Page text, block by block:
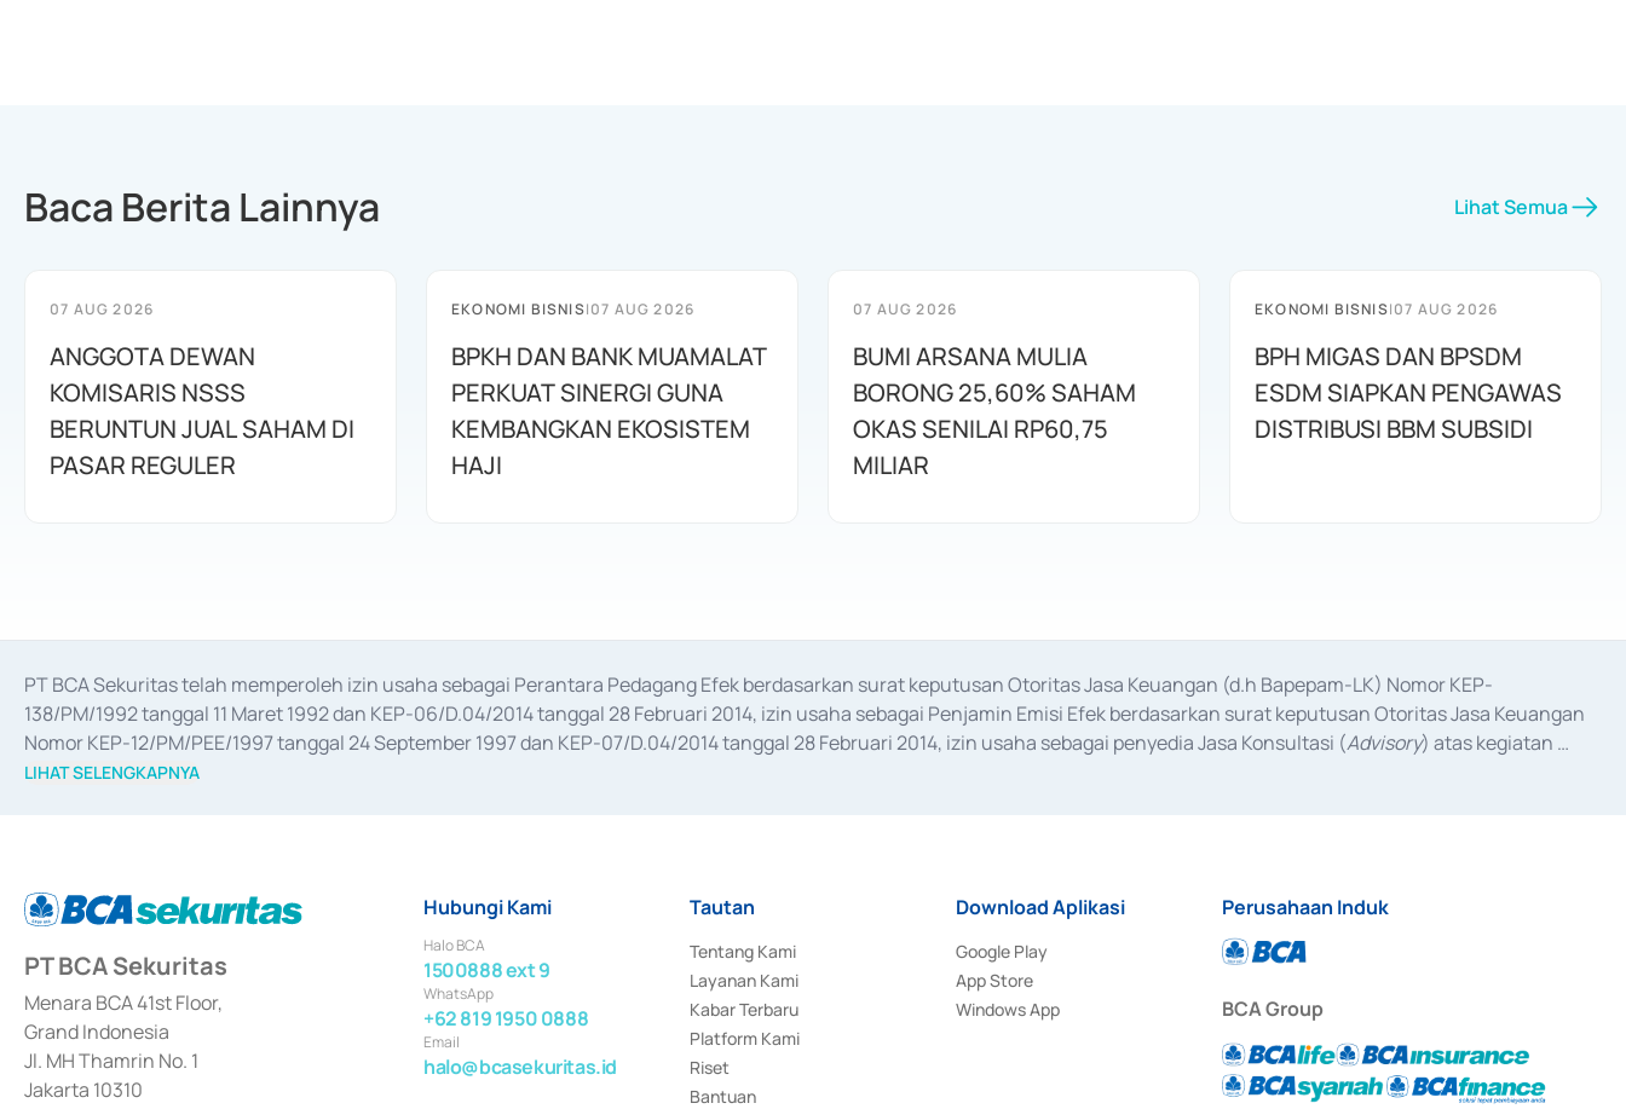
Baca Berita Lainnya Lihat Semua
07 AUG 2026
ANGGOTA DEWAN
KOMISARIS NSSS
BERUNTUN JUAL SAHAM DI
PASAR REGULER
EKONOMI BISNIS|07 AUG 2026
BPKH DAN BANK MUAMALAT
PERKUAT SINERGI GUNA
KEMBANGKAN EKOSISTEM
HAJI
07 AUG 2026
BUMI ARSANA MULIA
BORONG 25,60% SAHAM
OKAS SENILAI RP60,75
MILIAR
EKONOMI BISNIS|07 AUG 2026
BPH MIGAS DAN BPSDM
ESDM SIAPKAN PENGAWAS
DISTRIBUSI BBM SUBSIDI
PT BCA Sekuritas telah memperoleh izin usaha sebagai Perantara Pedagang Efek berdasarkan surat keputusan Otoritas Jasa Keuangan (d.h Bapepam-LK) Nomor KEP-
138/PM/1992 tanggal 11 Maret 1992 dan KEP-06/D.04/2014 tanggal 28 Februari 2014, izin usaha sebagai Penjamin Emisi Efek berdasarkan surat keputusan Otoritas Jasa Keuangan
Nomor KEP-12/PM/PEE/1997 tanggal 24 September 1997 dan KEP-07/D.04/2014 tanggal 28 Februari 2014, izin usaha sebagai penyedia Jasa Konsultasi (Advisory) atas kegiatan
merger, akuisisi, divestasi, dan
LIHAT SELENGKAPNYA
PT BCA Sekuritas
Menara BCA 41st Floor,
Grand Indonesia
Jl. MH Thamrin No. 1
Jakarta 10310
Hubungi Kami
Halo BCA
1500888 ext 9
WhatsApp
+62 819 1950 0888
Email
halo@bcasekuritas.id
Tautan
Tentang Kami
Layanan Kami
Kabar Terbaru
Platform Kami
Riset
Bantuan
Download Aplikasi
Google Play
App Store
Windows App
Perusahaan Induk
BCA Group